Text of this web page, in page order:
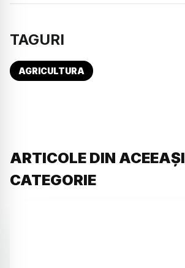
TAGURI
AGRICULTURA
ARTICOLE DIN ACEEAȘI
CATEGORIE